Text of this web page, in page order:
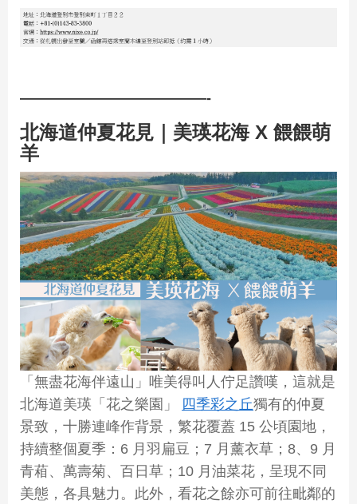
—————————————-
北海道仲夏花見｜美瑛花海 X 餵餵萌
羊
「無盡花海伴遠山」唯美得叫人佇足讚嘆，這就是
北海道美瑛「花之樂園」 四季彩之丘獨有的仲夏
景致，十勝連峰作背景，繁花覆蓋 15 公頃園地，
持續整個夏季：6 月羽扁豆；7 月薰衣草；8、9 月
青葙、萬壽菊、百日草；10 月油菜花，呈現不同
美態，各具魅力。此外，看花之餘亦可前往毗鄰的